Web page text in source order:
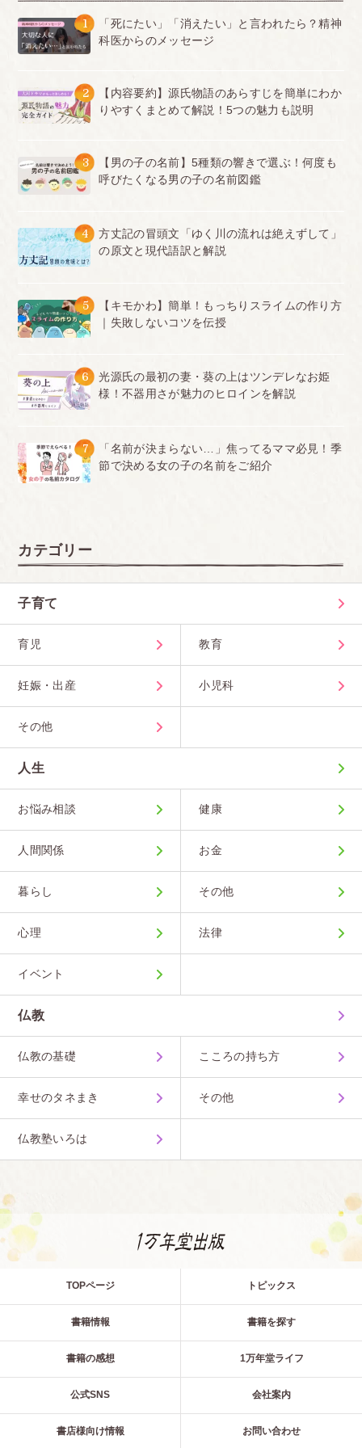
1
「死にたい」「消えたい」と言われたら？精神
科医からのメッセージ
2
【内容要約】源氏物語のあらすじを簡単にわか
りやすくまとめて解説！5つの魅力も説明
3
【男の子の名前】5種類の響きで選ぶ！何度も
呼びたくなる男の子の名前図鑑
4
方丈記の冒頭文「ゆく川の流れは絶えずして」
の原文と現代語訳と解説
5
【キモかわ】簡単！もっちりスライムの作り方
｜失敗しないコツを伝授
6
光源氏の最初の妻・葵の上はツンデレなお姫
様！不器用さが魅力のヒロインを解説
7
「名前が決まらない…」焦ってるママ必見！季
節で決める女の子の名前をご紹介
カテゴリー
子育て
育児 教育
妊娠・出産 小児科
その他
人生
お悩み相談 健康
人間関係 お金
暮らし その他
心理 法律
イベント
仏教
仏教の基礎 こころの持ち方
幸せのタネまき その他
仏教塾いろは
TOPページ トピックス
書籍情報 書籍を探す
書籍の感想 1万年堂ライフ
公式SNS 会社案内
書店様向け情報 お問い合わせ